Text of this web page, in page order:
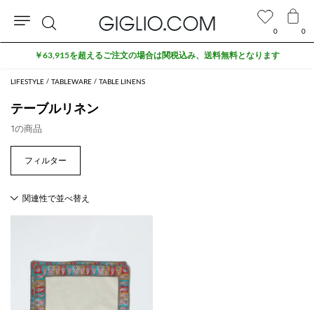
LIFESTYLE TABLEWARE TABLE LINENS
テーブルリネン
1の商品
0 0
検
索
￥63,915を超えるご注文の場合は関税込み、送料無料となります